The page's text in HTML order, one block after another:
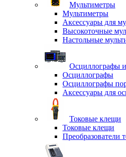
Мультиметры
Мультиметры
Аксессуары для
Высокоточные
Настольные
Осциллографы и
Осциллографы
Осциллографы
Аксессуары для
Токовые клещи
Токовые клещи
Преобразователи